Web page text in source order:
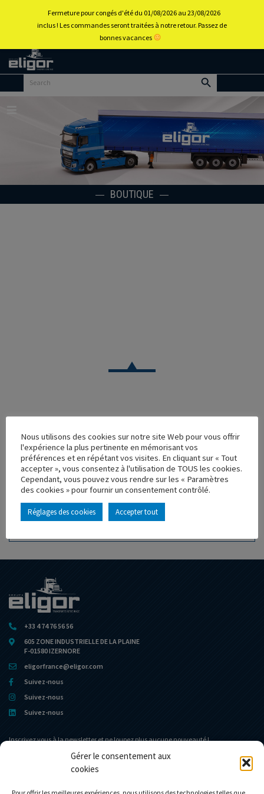
Gérer le consentement aux
cookies
Retour
BOUTIQUE
MERCEDES ACTROS MP2 6*4 1850 V8 SEMI PORTE
ENGINS TRPS CHERVIER
Réf. : 113481
Rupture de stock
Caractéristique principales :
+33 4 74 76 56 56
605 ZONE INDUSTRIELLE DE LA PLAINE
F-01580 IZERNORE
eligorfrance@eligor.com
Suivez-nous
Suivez-nous
Suivez-nous
Inscrivez vous à la newsletter et ne loupez plus aucune nouveauté !
Nous utilisons des cookies sur notre site Web pour vous offrir
l'expérience la plus pertinente en mémorisant vos
préférences et en répétant vos visites. En cliquant sur « Tout
accepter », vous consentez à l'utilisation de TOUS les cookies.
Cependant, vous pouvez vous rendre sur les « Paramètres
des cookies » pour fournir un consentement contrôlé.
Réglages des cookies Accepter tout
Fermeture pour congés d'été du 01/08/2026 au 23/08/2026
inclus ! Les commandes seront traitées à notre retour. Passez de
bonnes vacances